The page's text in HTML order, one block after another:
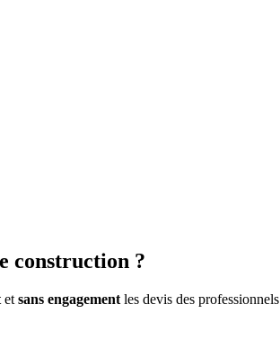
construction ?
et sans engagement les devis des professionnels